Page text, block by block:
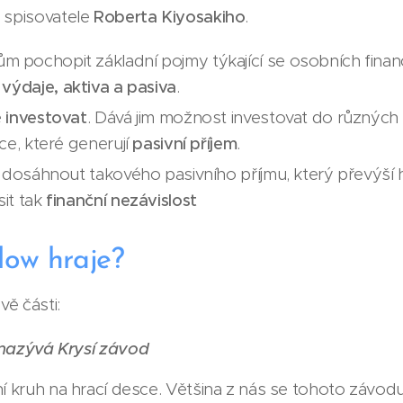
Roberta Kiyosakiho.
pochopit základní pojmy týkající se osobních
aktiva a pasiva.
investovat. Dává jim možnost investovat do různých
které generujípasivní příjem.
dosáhnout takového pasivního příjmu, který převýší
tak finanční nezávislost
hraje?
části:
Krysí závod
kruh na hrací desce. Většina z nás se tohoto